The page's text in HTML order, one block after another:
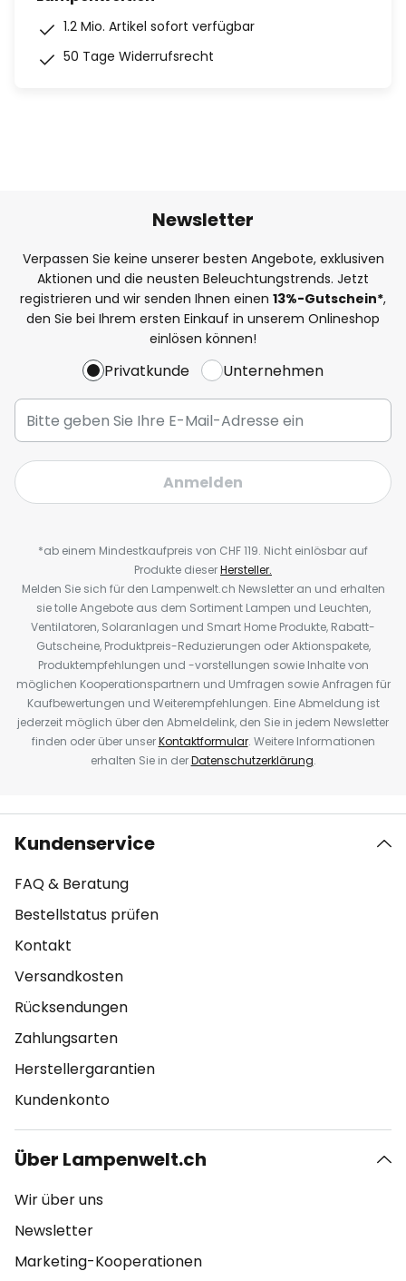
1.2 Mio. Artikel sofort verfügbar
50 Tage Widerrufsrecht
Newsletter
Verpassen Sie keine unserer besten Angebote, exklusiven
Aktionen und die neusten Beleuchtungstrends. Jetzt
registrieren und wir senden Ihnen einen 13%-Gutschein*,
den Sie bei Ihrem ersten Einkauf in unserem Onlineshop
einlösen können!
Privatkunde Unternehmen
Anmelden
*ab einem Mindestkaufpreis von CHF 119. Nicht einlösbar auf
Produkte dieserHersteller.
Melden Sie sich für den Lampenwelt.ch Newsletter an und erhalten
sie tolle Angebote aus dem Sortiment Lampen und Leuchten,
Ventilatoren, Solaranlagen und Smart Home Produkte, Rabatt-
Gutscheine, Produktpreis-Reduzierungen oder Aktionspakete,
Produktempfehlungen und -vorstellungen sowie Inhalte von
möglichen Kooperationspartnern und Umfragen sowie Anfragen für
Kaufbewertungen und Weiterempfehlungen. Eine Abmeldung ist
jederzeit möglich über den Abmeldelink, den Sie in jedem Newsletter
finden oder über unserKontaktformular. Weitere Informationen
erhalten Sie in derDatenschutzerklärung.
Kundenservice
FAQ & Beratung
Bestellstatus prüfen
Kontakt
Versandkosten
Rücksendungen
Zahlungsarten
Herstellergarantien
Kundenkonto
Über Lampenwelt.ch
Wir über uns
Newsletter
Marketing-Kooperationen